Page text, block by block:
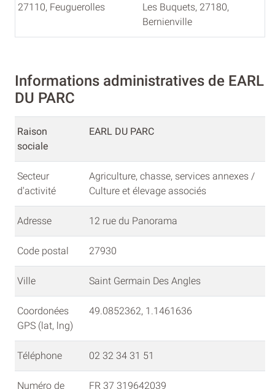
27110, Feuguerolles
Les Buquets, 27180,
Bernienville
Informations administratives de EARL
DU PARC
Raison
sociale
EARL DU PARC
Secteur
d'activité
Agriculture, chasse, services annexes /
Culture et élevage associés
Adresse 12 rue du Panorama
Code postal 27930
Ville Saint Germain Des Angles
Coordonées
GPS (lat, lng)
49.0852362, 1.1461636
Téléphone 02 32 34 31 51
Numéro de
FR 37 319642039